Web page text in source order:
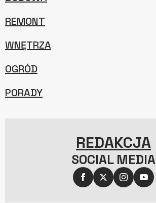
REMONT
WNĘTRZA
OGRÓD
PORADY
REDAKCJA
SOCIAL MEDIA